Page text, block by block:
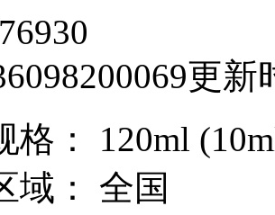
更新
格： 120ml
域： 全国